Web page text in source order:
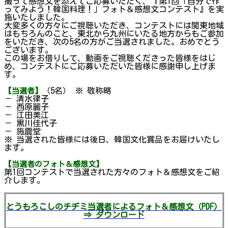
ってみよう！韓国料理！」フォト＆感想文コンテスト』を実
施いたしました。
大変多くの方々にご視聴いただき、コンテストには関東地域
はもちろんのこと、東北から九州にいたる地方からもご参加
をいただき、次の5名の方がご当選されました。おめでとう
ございます。
この場をお借りして、動画をご視聴くださった皆様をはじ
め、コンテストにご応募いただいた皆様に感謝申し上げま
す。
【当選者】
（5名） ※ 敬称略
－ 清水律子
－ 西原麗子
－ 江田美江
－ 黒川佳代子
－ 施震堂
※ 当選された皆様には後日、韓国文化賞品をお届けいたし
ます。
【当選者のフォト＆感想文】
第1回コンテストで当選された方々のフォト＆感想文をご紹
介します。
とうもろこしのチヂミ当選者によるフォト＆感想文（PDF）
⇒ ダウンロード